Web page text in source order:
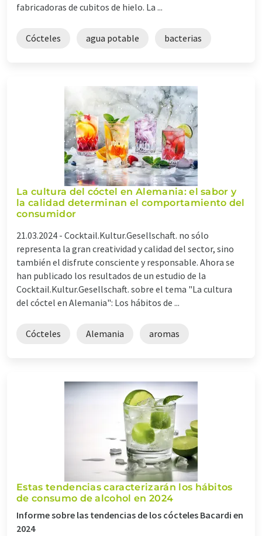
fabricadoras de cubitos de hielo. La ...
Cócteles agua potable bacterias
La cultura del cóctel en Alemania: el sabor y
la calidad determinan el comportamiento del
consumidor
21.03.2024 - Cocktail.Kultur.Gesellschaft. no sólo
representa la gran creatividad y calidad del sector, sino
también el disfrute consciente y responsable. Ahora se
han publicado los resultados de un estudio de la
Cocktail.Kultur.Gesellschaft. sobre el tema "La cultura
del cóctel en Alemania": Los hábitos de ...
Cócteles Alemania aromas
Estas tendencias caracterizarán los hábitos
de consumo de alcohol en 2024
Informe sobre las tendencias de los cócteles Bacardi en
2024